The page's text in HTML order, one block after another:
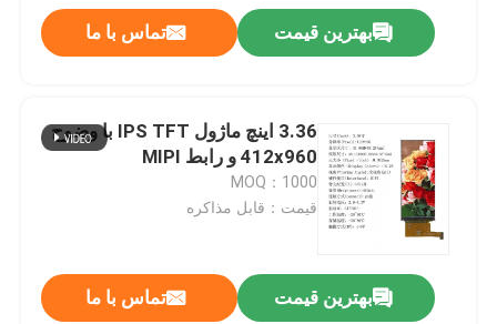
بهترین قیمت تماس با ما
3.36 اینچ ماژول IPS TFT با وضوح
412x960 و رابط MIPI
MOQ：1000
قیمت：قابل مذاکره
بهترین قیمت تماس با ما